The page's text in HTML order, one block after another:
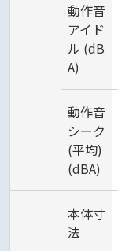
動作音
アイド
ル (dB
A)
動作音
シーク
(平均)
(dBA)
本体寸
法